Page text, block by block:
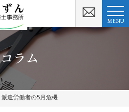
MENU
コラム
派遣労働者の5月危機